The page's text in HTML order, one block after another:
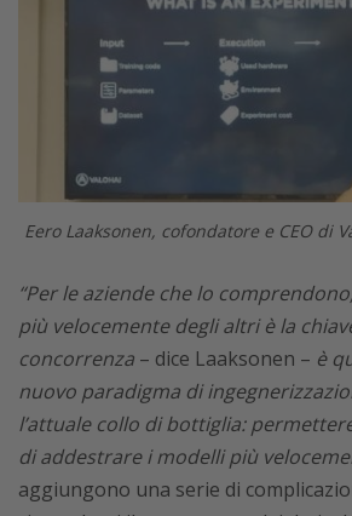
Eero Laaksonen, cofondatore e CEO di
“Per le aziende che lo
più velocemente degli altri è la
concorrenza – dice Laaksonen – è
nuovo paradigma di
l’attuale collo di bottiglia:
di addestrare i modelli più
aggiungono una serie di